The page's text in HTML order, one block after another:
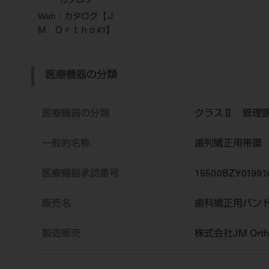
Web：カタログ【Ｊ
Ｍ Ｏｒｔｈｏ#1】
医療機器の分類
医療機器の分類 クラスⅡ 管理
一般的名称 歯列矯正用帯環
医療機器承認番号
販売名 歯科矯正用バン
製造販売 株式会社JM